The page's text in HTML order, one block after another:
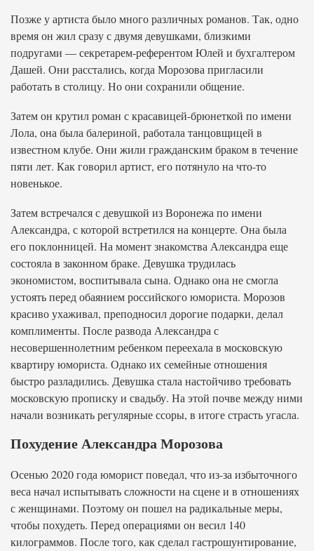
Позже у артиста было много различных романов. Так, одно
время он жил сразу с двумя девушками, близкими
подругами — секретарем-референтом Юлей и бухгалтером
Дашей. Они расстались, когда Морозова пригласили
работать в столицу. Но они сохранили общение.
Затем он крутил роман с красавицей-брюнеткой по имени
Лола, она была балериной, работала танцовщицей в
известном клубе. Они жили гражданским браком в течение
пяти лет. Как говорил артист, его потянуло на что-то
новенькое.
Затем встречался с девушкой из Воронежа по имени
Александра, с которой встретился на концерте. Она была
его поклонницей. На момент знакомства Александра еще
состояла в законном браке. Девушка трудилась
экономистом, воспитывала сына. Однако она не смогла
устоять перед обаянием российского юмориста. Морозов
красиво ухаживал, преподносил дорогие подарки, делал
комплименты. После развода Александра с
несовершеннолетним ребенком переехала в московскую
квартиру юмориста. Однако их семейные отношения
быстро разладились. Девушка стала настойчиво требовать
московскую прописку и свадьбу. На этой почве между ними
начали возникать регулярные ссоры, в итоге страсть угасла.
Похудение Александра Морозова
Осенью 2020 года юморист поведал, что из-за избыточного
веса начал испытывать сложности на сцене и в отношениях
с женщинами. Поэтому он пошел на радикальные меры,
чтобы похудеть. Перед операциями он весил 140
килограммов. После того, как сделал гастрошунтирование,